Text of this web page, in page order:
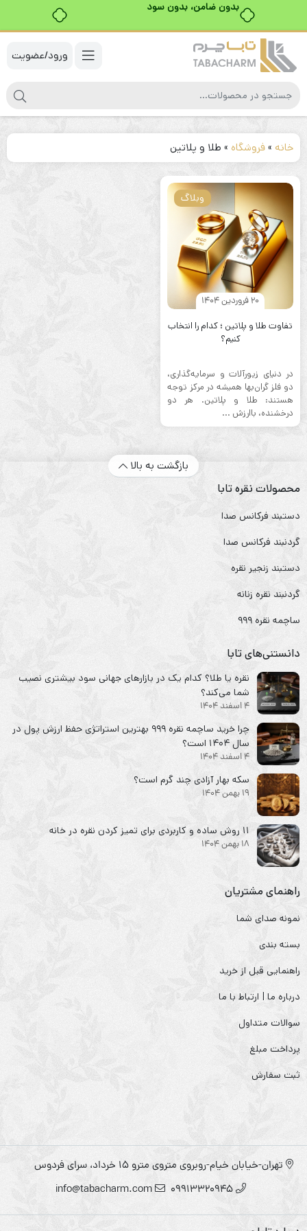
بدون ضامن، بدون سود
ورود/عضویت
خانه »فروشگاه » طلا و پلاتین
وبلاگ
20 فروردین 1404
تفاوت طلا و پلاتین ؛ کدام را انتخاب
کنیم؟
در دنیای زیورآلات و سرمایه‌گذاری،
دو فلز گران‌بها همیشه در مرکز توجه
هستند: طلا و پلاتین. هر دو
درخشنده، باارزش ...
بازگشت به بالا
محصولات نقره تابا
دستبند فرکانس صدا
گردنبند فرکانس صدا
دستبند زنجیر نقره
گردنبند نقره زنانه
ساچمه نقره ۹۹۹
دانستنی‌های تابا
نقره یا طلا؟ کدام یک در بازارهای جهانی سود بیشتری نصیب
شما می‌کند؟
4 اسفند 1404
چرا خرید ساچمه نقره ۹۹۹ بهترین استراتژی حفظ ارزش پول در
سال ۱۴۰۴ است؟
4 اسفند 1404
سکه‌ بهار آزادی چند گرم است؟
19 بهمن 1404
۱۱ روش ساده و کاربردی برای تمیز کردن نقره در خانه
18 بهمن 1404
راهنمای مشتریان
نمونه صدای شما
بسته بندی
راهنمایی قبل از خرید
درباره ما | ارتباط با ما
سوالات متداول
پرداخت مبلغ
ثبت سفارش
تهران-خیابان خیام-روبروی متروی مترو ۱۵ خرداد، سرای فردوس
09913320945
info@tabacharm.com